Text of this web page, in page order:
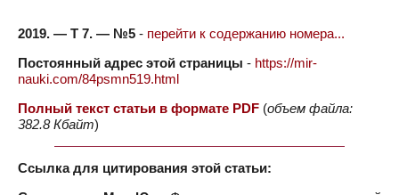
2019. — Т 7. — №5 - перейти к содержанию номера...
Постоянный адрес этой страницы - https://mir-
nauki.com/84psmn519.html
Полный текст статьи в формате PDF (объем файла:
382.8 Кбайт)
Ссылка для цитирования этой статьи: